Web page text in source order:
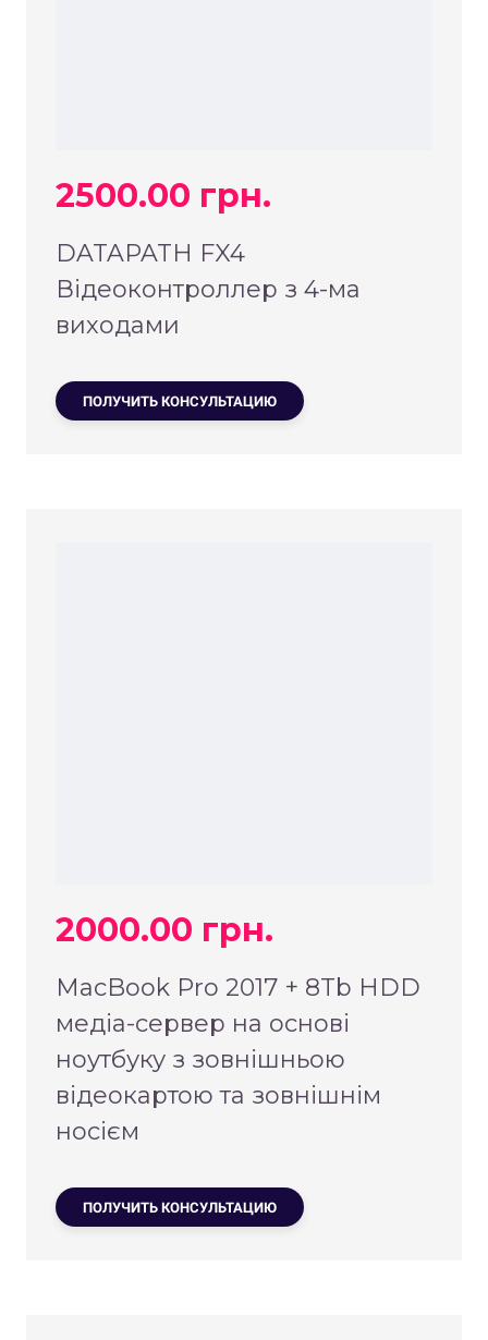
2500.00 грн.
DATAPATH FX4
Відеоконтроллер з 4-ма
виходами
ПОЛУЧИТЬ КОНСУЛЬТАЦИЮ
2000.00 грн.
MacBook Pro 2017 + 8Tb HDD
медіа-сервер на основі
ноутбуку з зовнішньою
відеокартою та зовнішнім
носієм
ПОЛУЧИТЬ КОНСУЛЬТАЦИЮ